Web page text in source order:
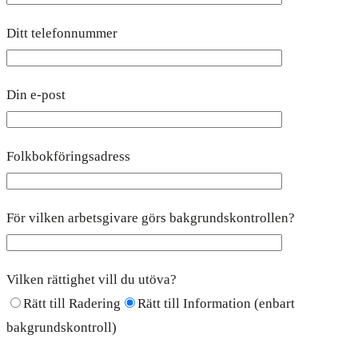
Ditt telefonnummer
Din e-post
Folkbokföringsadress
För vilken arbetsgivare görs bakgrundskontrollen?
Vilken rättighet vill du utöva?
Rätt till Radering
Rätt till Information (enbart
bakgrundskontroll)